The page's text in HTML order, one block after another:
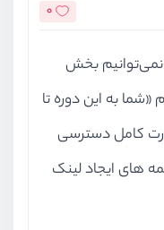
0
نمی‌توانیم بخش
«شما به این دوره تا
کامل دسترسی
های ایجاد لینک